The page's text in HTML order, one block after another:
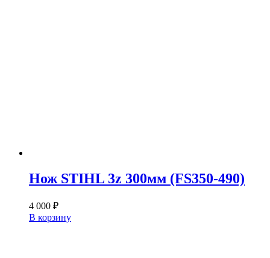
Нож STIHL 3z 300мм (FS350-490)
4 000 ₽
В корзину